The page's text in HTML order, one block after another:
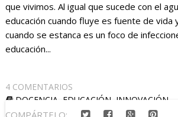
que vivimos. Al igual que sucede con el
educación cuando fluye es fuente de vida
cuando se estanca es un foco de
educación...
4 COMENTARIOS
DOCENCIA EDUCACIÓN INNOVACIÓN